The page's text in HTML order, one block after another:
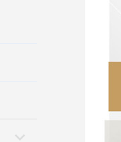
keyboard_arrow_down